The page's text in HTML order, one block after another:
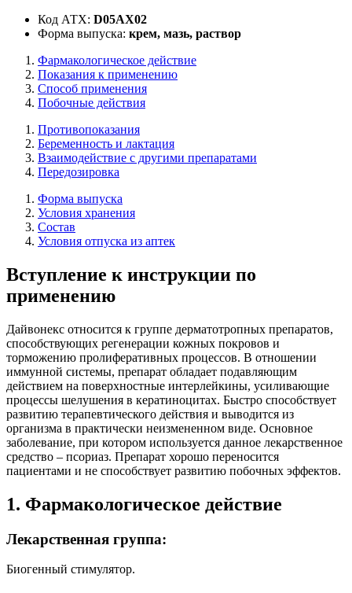
Код АТХ: D05AX02
Форма выпуска: крем, мазь, раствор
Фармакологическое действие
Показания к применению
Способ применения
Побочные действия
Противопоказания
Беременность и лактация
Взаимодействие с другими препаратами
Передозировка
Форма выпуска
Условия хранения
Состав
Условия отпуска из аптек
Вступление к инструкции по
применению
Дайвонекс относится к группе дерматотропных препаратов,
способствующих регенерации кожных покровов и
торможению пролиферативных процессов. В отношении
иммунной системы, препарат обладает подавляющим
действием на поверхностные интерлейкины, усиливающие
процессы шелушения в кератиноцитах. Быстро способствует
развитию терапевтического действия и выводится из
организма в практически неизмененном виде. Основное
заболевание, при котором используется данное лекарственное
средство – псориаз. Препарат хорошо переносится
пациентами и не способствует развитию побочных эффектов.
1. Фармакологическое действие
Лекарственная группа:
Биогенный стимулятор.